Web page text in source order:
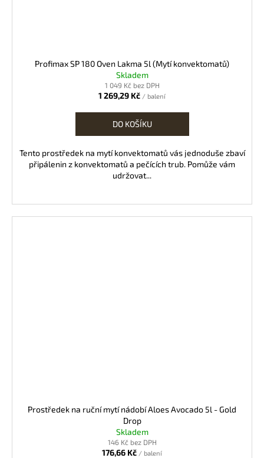
Profimax SP 180 Oven Lakma 5l (Mytí konvektomatů)
Skladem
1 049 Kč bez DPH
1 269,29 Kč / balení
DO KOŠÍKU
Tento prostředek na mytí konvektomatů vás jednoduše zbaví
připálenin z konvektomatů a pečících trub. Pomůže vám
udržovat...
Prostředek na ruční mytí nádobí Aloes Avocado 5l - Gold
Drop
Skladem
146 Kč bez DPH
176,66 Kč / balení